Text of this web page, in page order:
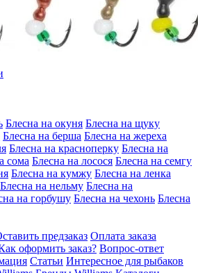
Блесна на окуня Блесна на щуку
Блесна на берша Блесна на жереха
Блесна на красноперку Блесна на
сома Блесна на лосося Блесна на семгу
Блесна на кумжу Блесна на ленка
Блесна на нельму Блесна на
на горбушу Блесна на чехонь Блесна
предзаказ Оплата заказа
оформить заказ? Вопрос-ответ
Статьи Интересное для рыбаков